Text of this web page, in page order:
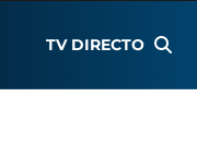
TV DIRECTO